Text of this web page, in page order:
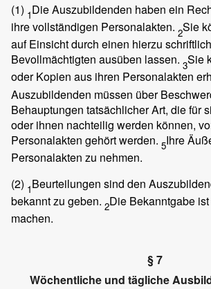
(1) 1Die Auszubildenden haben ein
ihre vollständigen Personalakten. 2Sie
auf Einsicht durch einen hierzu schriftlich
Bevollmächtigten ausüben lassen. 3Sie
oder Kopien aus ihren Personalakten
Auszubildenden müssen über
Behauptungen tatsächlicher Art, die für
oder ihnen nachteilig werden können,
Personalakten gehört werden. 5Ihre
Personalakten zu nehmen.
(2) 1Beurteilungen sind den
bekannt zu geben. 2Die Bekanntgabe
machen.
§ 7
Wöchentliche und tägliche